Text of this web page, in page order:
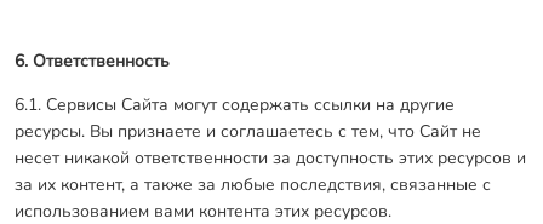
6. Ответственность
6.1. Сервисы Сайта могут содержать ссылки на другие
ресурсы. Вы признаете и соглашаетесь с тем, что Сайт не
несет никакой ответственности за доступность этих ресурсов и
за их контент, а также за любые последствия, связанные с
использованием вами контента этих ресурсов.